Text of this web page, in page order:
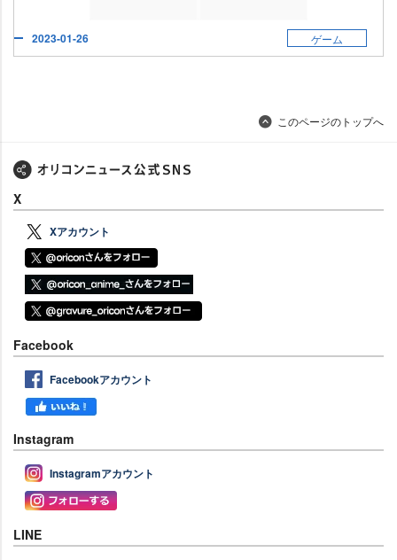
2023-01-26 ゲーム
このページのトップへ
X
Xアカウント
Facebook
Facebookアカウント
Instagram
Instagramアカウント
LINE